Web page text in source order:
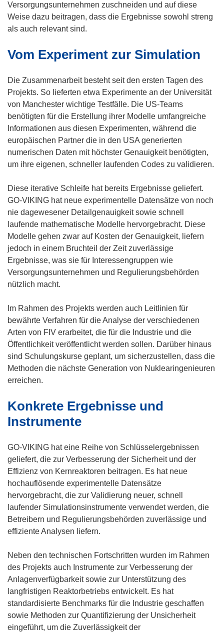
Versorgungsunternehmen zuschneiden und auf diese
Weise dazu beitragen, dass die Ergebnisse sowohl streng
als auch relevant sind.
Vom Experiment zur Simulation
Die Zusammenarbeit besteht seit den ersten Tagen des
Projekts. So lieferten etwa Experimente an der Universität
von Manchester wichtige Testfälle. Die US-Teams
benötigten für die Erstellung ihrer Modelle umfangreiche
Informationen aus diesen Experimenten, während die
europäischen Partner die in den USA generierten
numerischen Daten mit höchster Genauigkeit benötigten,
um ihre eigenen, schneller laufenden Codes zu validieren.
Diese iterative Schleife hat bereits Ergebnisse geliefert.
GO-VIKING hat neue experimentelle Datensätze von noch
nie dagewesener Detailgenauigkeit sowie schnell
laufende mathematische Modelle hervorgebracht. Diese
Modelle gehen zwar auf Kosten der Genauigkeit, liefern
jedoch in einem Bruchteil der Zeit zuverlässige
Ergebnisse, was sie für Interessengruppen wie
Versorgungsunternehmen und Regulierungsbehörden
nützlich macht.
Im Rahmen des Projekts werden auch Leitlinien für
bewährte Verfahren für die Analyse der verschiedenen
Arten von FIV erarbeitet, die für die Industrie und die
Öffentlichkeit veröffentlicht werden sollen. Darüber hinaus
sind Schulungskurse geplant, um sicherzustellen, dass die
Methoden die nächste Generation von Nuklearingenieuren
erreichen.
Konkrete Ergebnisse und
Instrumente
GO-VIKING hat eine Reihe von Schlüsselergebnissen
geliefert, die zur Verbesserung der Sicherheit und der
Effizienz von Kernreaktoren beitragen. Es hat neue
hochauflösende experimentelle Datensätze
hervorgebracht, die zur Validierung neuer, schnell
laufender Simulationsinstrumente verwendet werden, die
Betreibern und Regulierungsbehörden zuverlässige und
effiziente Analysen liefern.
Neben den technischen Fortschritten wurden im Rahmen
des Projekts auch Instrumente zur Verbesserung der
Anlagenverfügbarkeit sowie zur Unterstützung des
langfristigen Reaktorbetriebs entwickelt. Es hat
standardisierte Benchmarks für die Industrie geschaffen
sowie Methoden zur Quantifizierung der Unsicherheit
eingeführt, um die Zuverlässigkeit der